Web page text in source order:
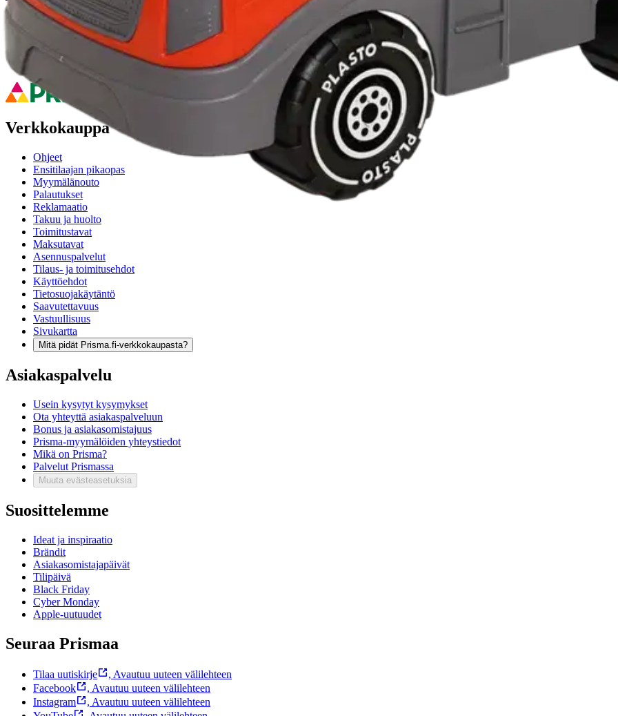
Ilmainen palautus 30 päivää.*
Nouto myymälästä ilman toimituskuluja.
Asiakasomistajalle Bonusta jopa 5 %.*
Verkkokauppa
Ohjeet
Ensitilaajan pikaopas
Myymälänouto
Palautukset
Reklamaatio
Takuu ja huolto
Toimitustavat
Maksutavat
Asennuspalvelut
Tilaus- ja toimitusehdot
Käyttöehdot
Tietosuojakäytäntö
Saavutettavuus
Vastuullisuus
Sivukartta
Mitä pidät Prisma.fi-verkkokaupasta?
Asiakaspalvelu
Usein kysytyt kysymykset
Ota yhteyttä asiakaspalveluun
Bonus ja asiakasomistajuus
Prisma-myymälöiden yhteystiedot
Mikä on Prisma?
Palvelut Prismassa
Muuta evästeasetuksia
Suosittelemme
Ideat ja inspiraatio
Brändit
Asiakasomistajapäivät
Tilipäivä
Black Friday
Cyber Monday
Apple-uutuudet
Seuraa Prismaa
Tilaa uutiskirje , Avautuu uuteen välilehteen
Facebook
, Avautuu uuteen välilehteen
Instagram
, Avautuu uuteen välilehteen